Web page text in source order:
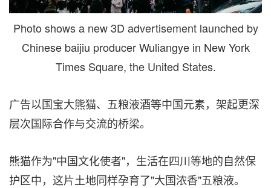
Photo shows a new 3D advertisement launched by
Chinese baijiu producer Wuliangye in New York
Times Square, the United States.
广告以国宝大熊猫、五粮液酒等中国元素，架起更深
层次国际合作与交流的桥梁。
熊猫作为"中国文化使者"，生活在四川等地的自然保
护区中，这片土地同样孕育了"大国浓香"五粮液。